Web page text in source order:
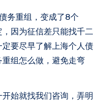
务重组，变成了8个
因为征信差只能找千二
要尽早了解上海个人债
组怎么做，避免走弯
始就找我们咨询，弄明